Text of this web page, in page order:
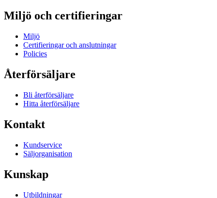
Miljö och certifieringar
Miljö
Certifieringar och anslutningar
Policies
Återförsäljare
Bli återförsäljare
Hitta återförsäljare
Kontakt
Kundservice
Säljorganisation
Kunskap
Utbildningar